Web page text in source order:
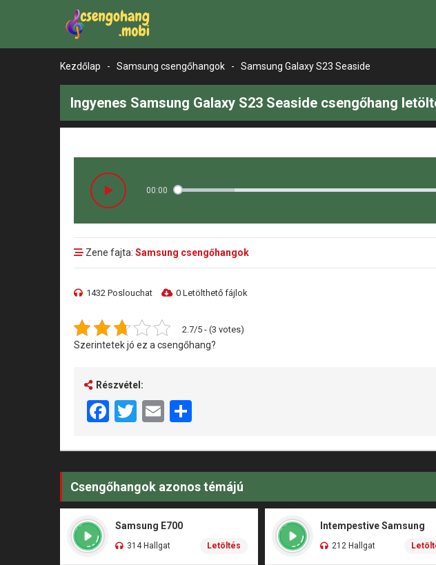
Kezdőlap - Samsung csengőhangok - Samsung Galaxy S23 Seaside
Ingyenes Samsung Galaxy S23 Seaside csengőhang
00:00
Zene fajta: Samsung csengőhangok
1432 Poslouchat 0 Letölthető fájlok
2.7/5 - (3 votes)
Szerintetek jó ez a csengőhang?
Részvétel:
Facebook
Twitter
Email
Csengőhangok azonos témájú
Samsung E700
314 Hallgat Letöltés
Intempestive Samsung
212 Hallgat